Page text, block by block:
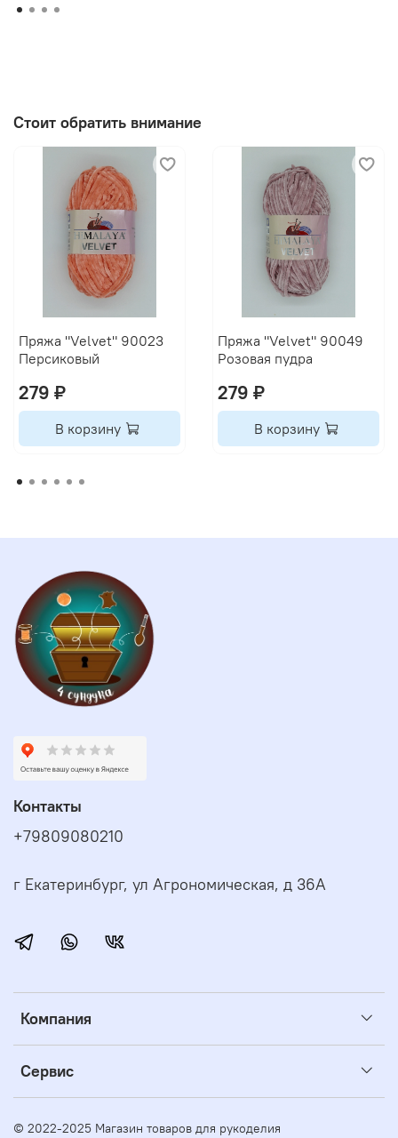
Стоит обратить внимание
Пряжа "Velvet" 90023
Персиковый
279 ₽
В корзину
Пряжа "Velvet" 90049
Розовая пудра
279 ₽
В корзину
Компания
Сервис
Контакты
+79809080210
г Екатеринбург, ул Агрономическая, д 36А
© 2022-2025 Магазин товаров для рукоделия